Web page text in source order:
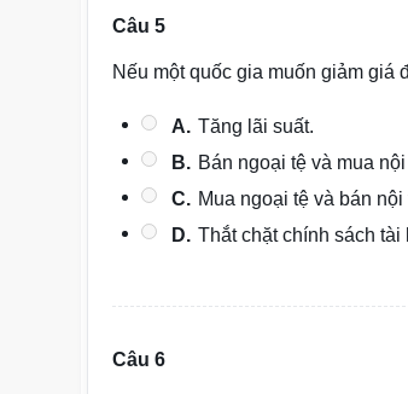
Câu 5
Nếu một quốc gia muốn giảm
A. Tăng lãi suất.
B. Bán ngoại tệ và mua nội
C. Mua ngoại tệ và bán nội
D. Thắt chặt chính sách tài
Câu 6